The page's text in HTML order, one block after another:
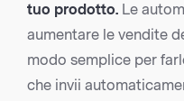
tuo prodotto. Le
aumentare le vendite
modo semplice per
che invii